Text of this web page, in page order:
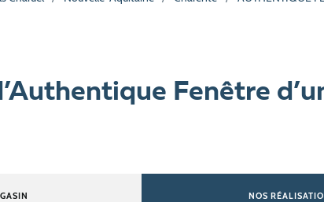
Fenêtre
NOS